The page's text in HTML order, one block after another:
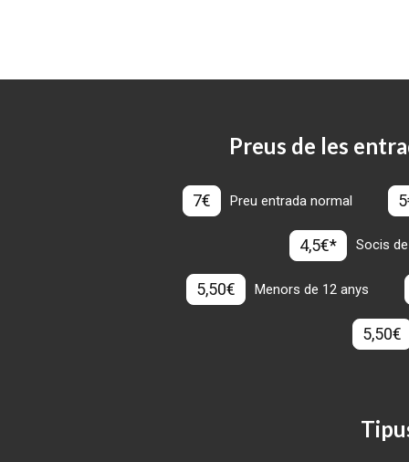
Preus de les
7€ Preu entrada normal
4,5€* Socis
5,50€ Menors de 12 anys
5,50€